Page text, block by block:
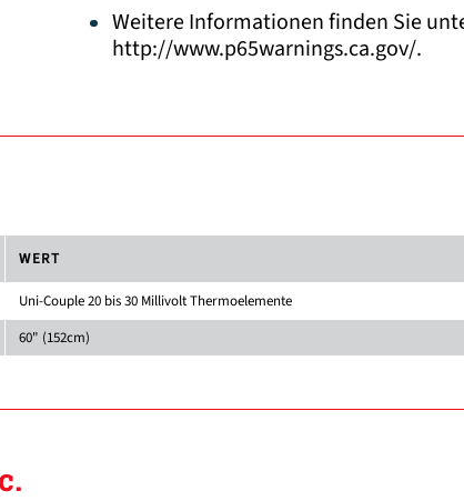
Weitere Informationen finden Sie
http://www.p65warnings.ca.gov/.
WERT
Uni-Couple 20 bis 30 Millivolt Thermoelemente
60" (152cm)